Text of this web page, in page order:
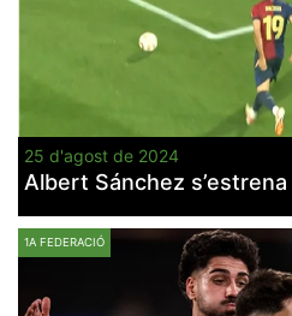
25 d'agost de 2024
Albert Sánchez
1A FEDERACIÓ